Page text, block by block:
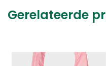
Gerelateerde